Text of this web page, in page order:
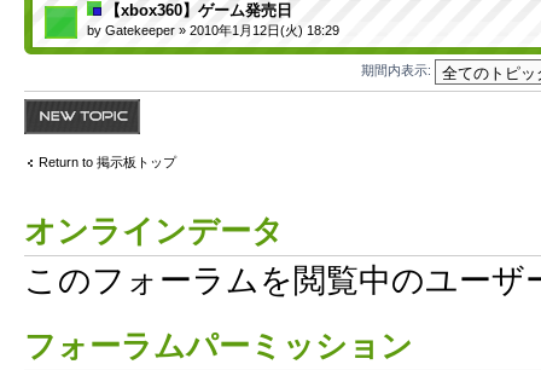
【xbox360】ゲーム発売日
by Gatekeeper » 2010年1月12日(火) 18:29
期間内表示:
Return to 掲示板トップ
オンラインデータ
このフォーラムを閲覧中のユー
フォーラムパーミッション